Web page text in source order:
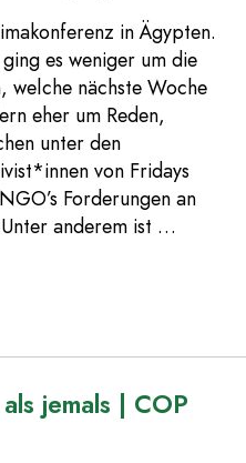
in Ägypten.
es weniger um die
welche nächste Woche
eher um Reden,
unter den
von Fridays
Forderungen an
anderem ist …
jemals | COP